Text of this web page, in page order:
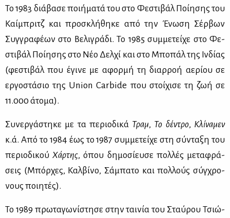
Το 1983 διά­βα­σε ποι­ή­μα­τά του στο Φε­στι­βάλ Ποί­η­σης του
Καί­μπριτζ και προ­σκλή­θη­κε από την Ένω­ση Σέρ­βων
Συγ­γρα­φέ­ων στο Βε­λι­γρά­δι. Το 1985 συμ­με­τεί­χε στο Φε­
στι­βάλ Ποί­η­σης στο Νέο Δελ­χί και στο Μπο­πάλ της Ιν­δί­ας
(φε­στι­βάλ που έγι­νε με αφορ­μή τη διαρ­ροή αε­ρί­ου σε
ερ­γο­στά­σιο της Union Carbide που στοί­χι­σε τη ζωή σε
11.000 άτο­μα).
Συ­νερ­γά­στη­κε με τα πε­ριο­δι­κά Τραμ, Το δέ­ντρο, Κλί­να­μεν
κ.ά. Από το 1984 έως το 1987 συμ­με­τεί­χε στη σύ­ντα­ξη του
πε­ριο­δι­κούΧάρ­της, όπου δη­μο­σί­ευ­σε πολ­λές με­τα­φρά­
σεις (Μπόρ­χες, Καλ­βί­νο, Σά­μπα­το και πολ­λούς σύγ­χρο­
νους ποι­η­τές).
Το 1989 πρω­τα­γω­νί­στη­σε στην ται­νία του Σταύ­ρου Τσιώ­